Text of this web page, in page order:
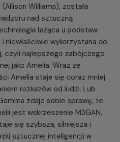
Williams), została
nad sztuczną
leżąca u podstaw
niewłaściwie wykorzystana do
czyli najlepszego zabójczego
jako Amelia. Wraz ze
Amelia staje się coraz mniej
rozkazów od ludzi. Lub
zdaje sobie sprawę, że
jest wskrzeszenie M3GAN,
się szybsza, silniejsza i
sztucznej inteligencji w